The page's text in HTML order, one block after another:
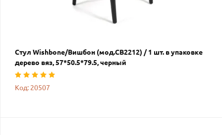
Стул Wishbone/Вишбон (мод.CB2212) / 1 шт. в упаковке
дерево вяз, 57*50.5*79.5, черный
Код: 20507